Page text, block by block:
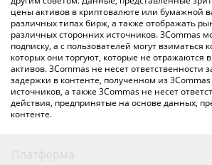
цены активов в криптовалюте или бумажной
различных типах бирж, а также отображать
различных сторонних источников. 3Commas
подписку, а с пользователей могут взиматься
которых они торгуют, которые не отражаются
активов. 3Commas не несет
задержки в контенте, полученном из
источников, а также 3Commas не несет
действия, предпринятые на основе данных,
контенте.
Платформа